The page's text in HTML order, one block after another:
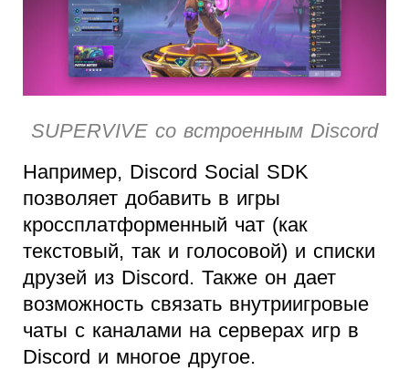
SUPERVIVE со встроенным Discord
Например, Discord Social SDK
позволяет добавить в игры
кроссплатформенный чат (как
текстовый, так и голосовой) и списки
друзей из Discord. Также он дает
возможность связать внутриигровые
чаты с каналами на серверах игр в
Discord и многое другое.